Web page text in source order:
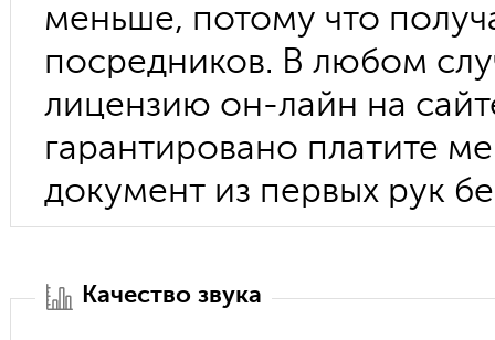
меньше, потому что
посредников. В любом
лицензию он-лайн на
гарантировано платите
документ из первых рук
Качество звука